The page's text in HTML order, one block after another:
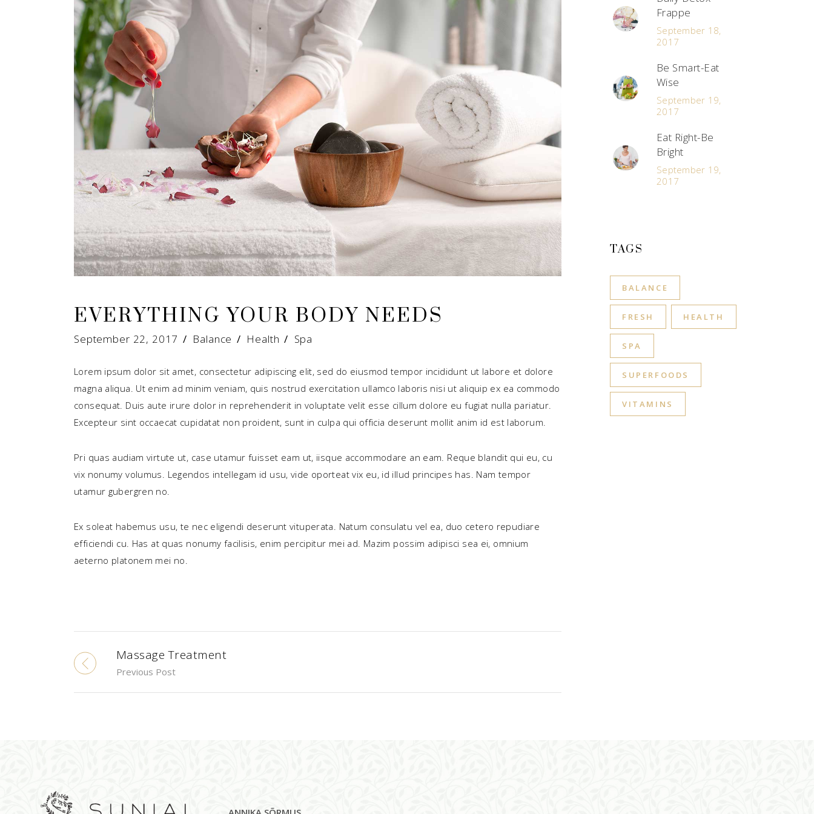
EVERYTHING YOUR BODY NEEDS
September 22, 2017 Balance Health / Spa
Lorem ipsum dolor sit amet, consectetur adipiscing elit, sed do eiusmod tempor incididunt ut labore et dolore
magna aliqua. Ut enim ad minim veniam, quis nostrud exercitation ullamco laboris nisi ut aliquip ex ea commodo
consequat. Duis aute irure dolor in reprehenderit in voluptate velit esse cillum dolore eu fugiat nulla pariatur.
Excepteur sint occaecat cupidatat non proident, sunt in culpa qui officia deserunt mollit anim id est laborum.
Pri quas audiam virtute ut, case utamur fuisset eam ut, iisque accommodare an eam. Reque blandit qui eu, cu
vix nonumy volumus. Legendos intellegam id usu, vide oporteat vix eu, id illud principes has. Nam tempor
utamur gubergren no.
Ex soleat habemus usu, te nec eligendi deserunt vituperata. Natum consulatu vel ea, duo cetero repudiare
efficiendi cu. Has at quas nonumy facilisis, enim percipitur mei ad. Mazim possim adipisci sea ei, omnium
aeterno platonem mei no.
Massage Treatment
Previous Post
Frappe
September 18,
2017
Be Smart-Eat
Wise
September 19,
2017
Eat Right-Be
Bright
September 19,
2017
TAGS
BALANCE
FRESH HEALTH
SPA
SUPERFOODS
VITAMINS